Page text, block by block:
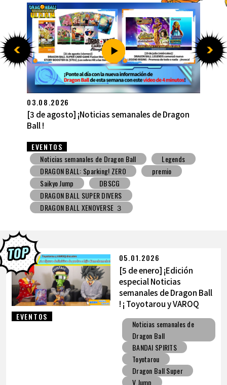
27.07.2026
[27 de julio] ¡Noticias semanales de Dragon Ball
!
EVENTOS
Noticias semanales de Dragon Ball
Snack con juguete
V Jump
DBSCG
DRAGON BALL SUPER DIVERS
DRAGON BALL XENOVERSE ３
DRAGON BALL GEKISHIN SQUADRA
DRAGON BALL: Sparking! ZERO
Gashapon
BANDAI
EVENTOS
05.01.2026
[5 de enero] ¡Edición
especial Noticias
semanales de Dragon Ball
! ¡ Toyotarou y VAROQ
definitiva de
Kamehameha padre-hijo!
Noticias semanales de
Dragon Ball
BANDAI SPIRITS
Toyotarou
Dragon Ball Super
V Jump